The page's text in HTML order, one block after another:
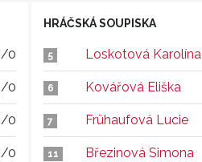
0
0
0
0
HRÁČSKÁ SOUPISKA
5 Loskotová Karolína
6 Kovářová Eliška
7 Frühaufová Lucie
11 Březinová Simona